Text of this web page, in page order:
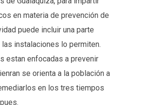
en materia de prevención de
puede incluir una parte
instalaciones lo permiten.
estan enfocadas a prevenir
se orienta a la población a
en los tres tiempos